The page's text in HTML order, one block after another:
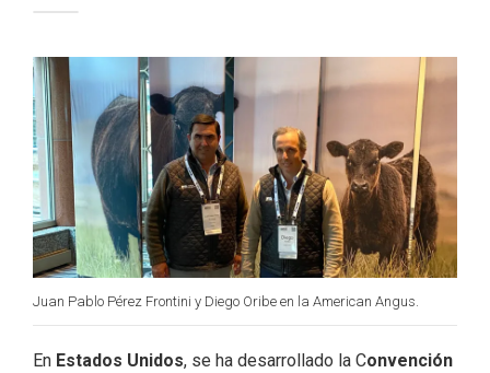
e
o
o
k
d
I
e
r
Juan Pablo Pérez Frontini y Diego Oribe en la American Angus.
En Estados Unidos, se ha desarrollado la Convención